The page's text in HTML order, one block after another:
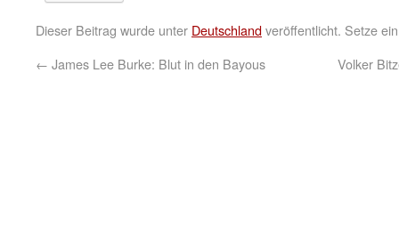
Dieser Beitrag wurde unter Deutschlandveröffentlicht. Setze
← James Lee Burke: Blut in den Bayous Volker